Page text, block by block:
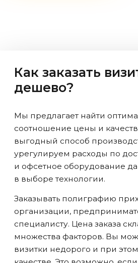
Как заказать
дешево?
Мы предлагает найти
соотношение цены и
выгодный способ
урегулируем расходы по
и офсетное оборудование
в выборе технологии.
Заказывать полиграфию
организации,
специалисту. Цена заказа
множества факторов. Вы
визитки недорого и при